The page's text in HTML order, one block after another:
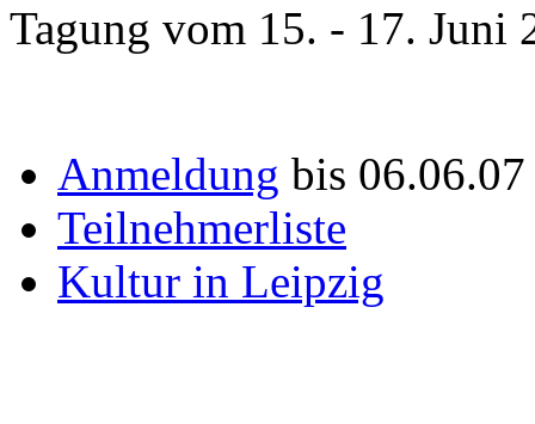
Tagung vom 15. - 17. Juni
Anmeldung bis
Teilnehmerliste
Kultur in Leipzig